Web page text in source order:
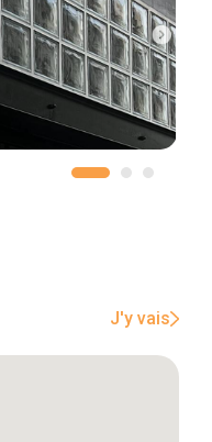
J'y vais